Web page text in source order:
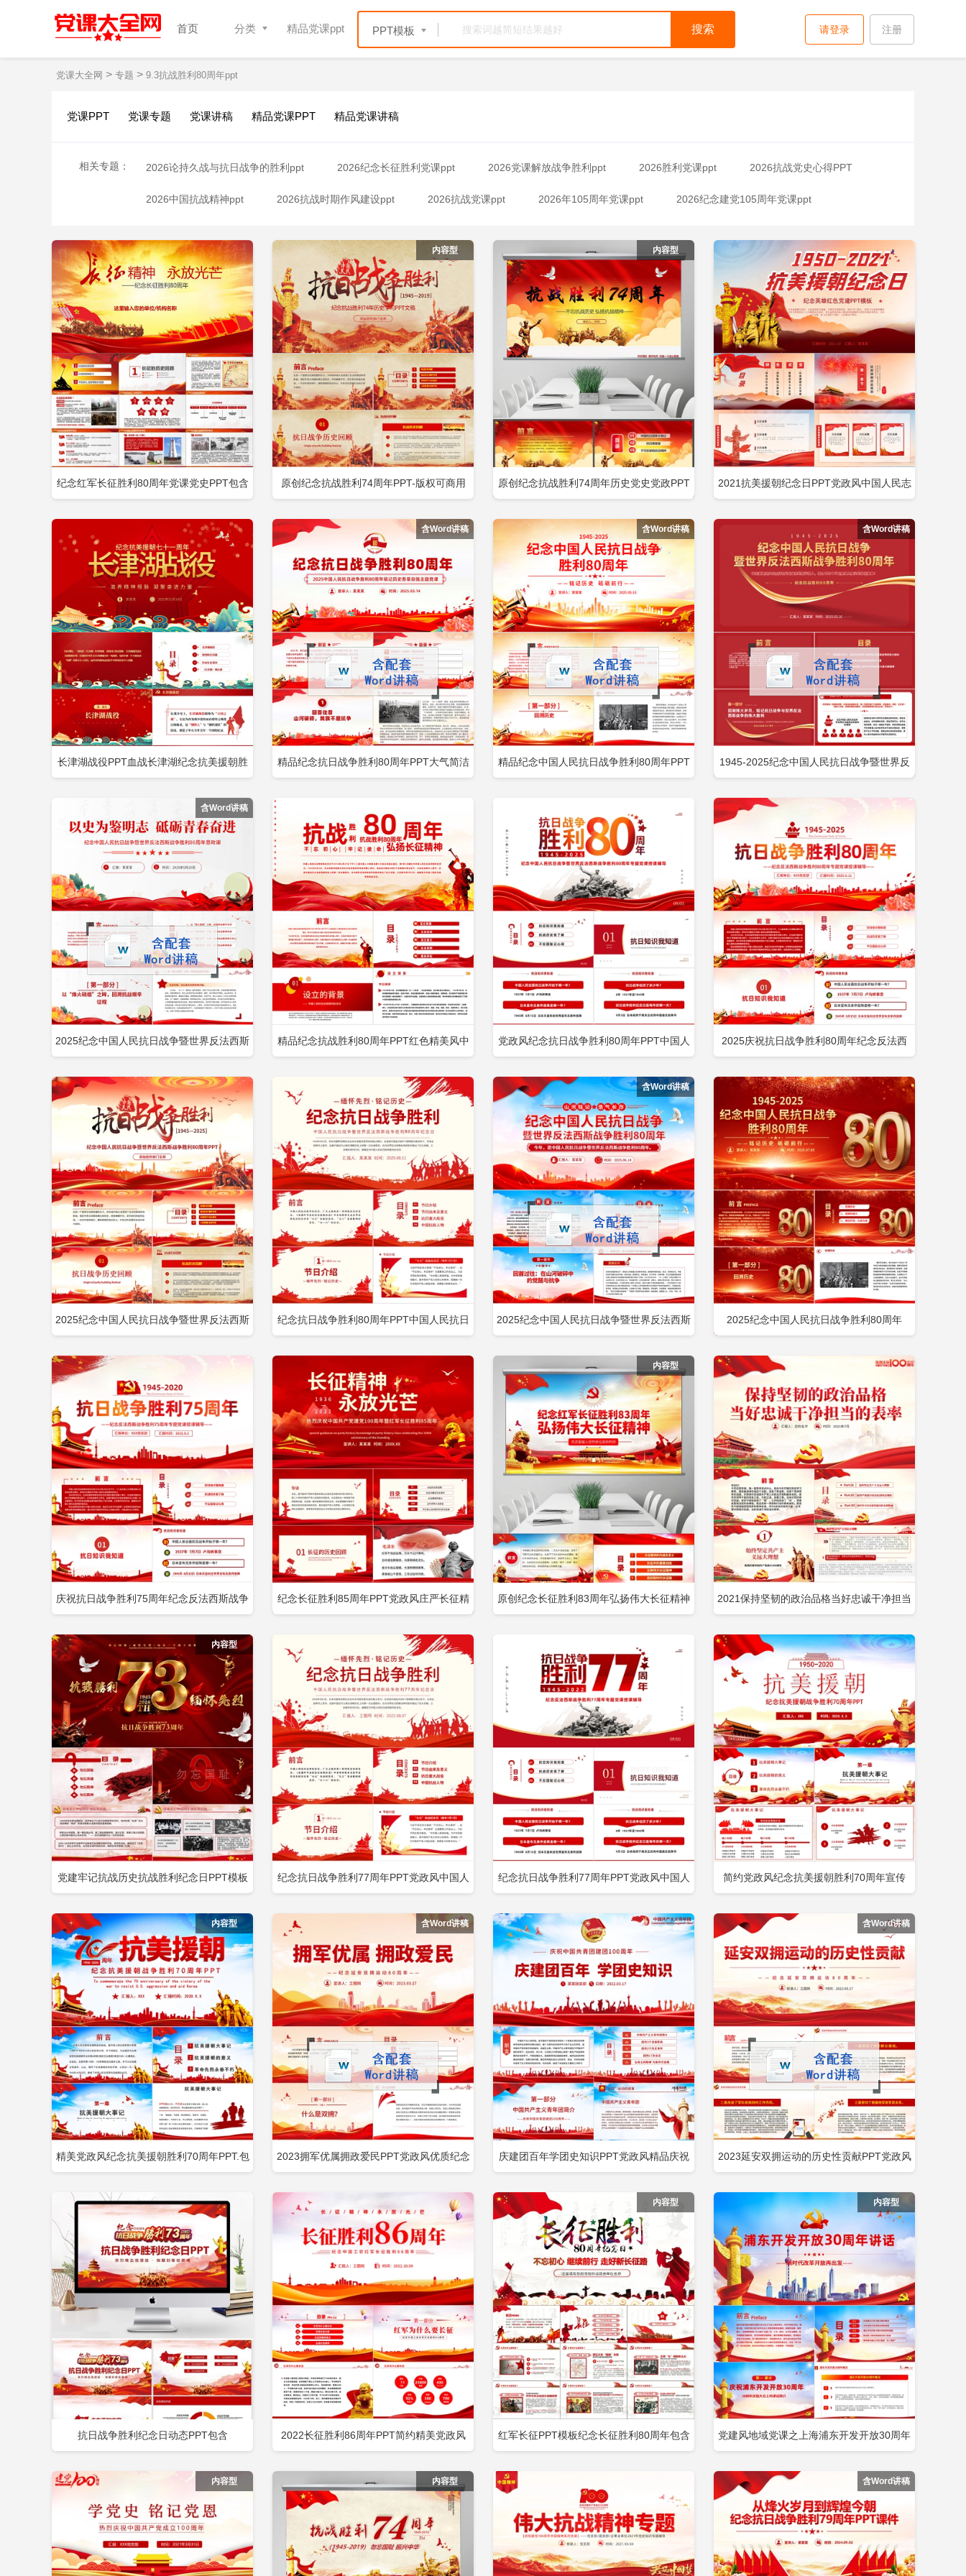
首页 分类 精品党课ppt PPT模板 搜索 注册
请登录
党课大全网 > 专题 > 9.3抗战胜利80周年ppt
党课PPT 党课专题 党课讲稿 精品党课PPT 精品党课讲稿
相关专题： 2026论持久战与抗日战争的胜利ppt 2026纪念长征胜利党课ppt 2026党课解放战争胜利ppt 2026胜利党课ppt 2026抗战党史心得PPT
2026中国抗战精神ppt 2026抗战时期作风建设ppt 2026抗战党课ppt 2026年105周年党课ppt 2026纪念建党105周年党课ppt
2026建党周年学习党史ppt 2026全民国家安全教育日10周年ppt 2026新中国成立76周年党课ppt 2026周年党课ppt
强国有我74周年ppt 2026全民国家安全教育10周年ppt课件 2026跟党走一百周年ppt 2026建军98周年党课ppt
2026全民国家安全教育10周年ppt党课 2026纪念建党周年党课ppt 2026全民国家安全教育10周年ppt模板 2026全民国家安全教育10周年ppt
2026100周年纪律军队党课ppt 2026七一讲话一百零三周年PPT 2026庆祝建党105周年党课课件ppt 2026讲党史抗日战争PPT
纪念红军长征胜利80周年党课党史PPT包含
内容型
原创纪念抗战胜利74周年PPT-版权可商用
内容型
原创纪念抗战胜利74周年历史党史党政PPT 2021抗美援朝纪念日PPT党政风中国人民志
添加收藏 立即下载
长津湖战役PPT血战长津湖纪念抗美援朝胜
添加收藏 立即下载
含Word讲稿
精品纪念抗日战争胜利80周年PPT大气简洁
添加收藏 立即下载
含Word讲稿
精品纪念中国人民抗日战争胜利80周年PPT
添加收藏 立即下载
含Word讲稿
1945-2025纪念中国人民抗日战争暨世界反
添加收藏 立即下载
含Word讲稿
2025纪念中国人民抗日战争暨世界反法西斯
添加收藏 立即下载
精品纪念抗战胜利80周年PPT红色精美风中
添加收藏 立即下载
党政风纪念抗日战争胜利80周年PPT中国人
纪念日课件包含
添加收藏 立即下载
2025庆祝抗日战争胜利80周年纪念反法西
添加收藏 立即下载
2025纪念中国人民抗日战争暨世界反法西斯
添加收藏 立即下载
纪念抗日战争胜利80周年PPT中国人民抗日
课件包含
添加收藏 立即下载
含Word讲稿
2025纪念中国人民抗日战争暨世界反法西斯
添加收藏 立即下载
2025纪念中国人民抗日战争胜利80周年
添加收藏 立即下载
庆祝抗日战争胜利75周年纪念反法西斯战争
添加收藏 立即下载
纪念长征胜利85周年PPT党政风庄严长征精
百年专题党课PPT包含
添加收藏 立即下载
内容型
原创纪念长征胜利83周年弘扬伟大长征精神
添加收藏 立即下载
2021保持坚韧的政治品格当好忠诚干净担当
教育专题辅导课件包含
添加收藏 立即下载
内容型
党建牢记抗战历史抗战胜利纪念日PPT模板
添加收藏 立即下载
纪念抗日战争胜利77周年PPT党政风中国人
添加收藏 立即下载
纪念抗日战争胜利77周年PPT党政风中国人
纪念日课件模板包含
添加收藏 立即下载
简约党政风纪念抗美援朝胜利70周年宣传
添加收藏 立即下载
内容型
精美党政风纪念抗美援朝胜利70周年PPT.包
添加收藏 立即下载
含Word讲稿
2023拥军优属拥政爱民PPT党政风优质纪念
添加收藏 立即下载
庆建团百年学团史知识PPT党政风精品庆祝
添加收藏 立即下载
含Word讲稿
2023延安双拥运动的历史性贡献PPT党政风
包含
添加收藏 立即下载
抗日战争胜利纪念日动态PPT包含
添加收藏 立即下载
2022长征胜利86周年PPT简约精美党政风
党课PPT模板包含
添加收藏 立即下载
内容型
红军长征PPT模板纪念长征胜利80周年包含
添加收藏 立即下载
内容型
党建风地域党课之上海浦东开发开放30周年
添加收藏 立即下载
内容型
添加收藏 立即下载
内容型
添加收藏 立即下载 添加收藏 立即下载
含Word讲稿